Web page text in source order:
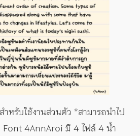
สำหรับใช้งานส่วนตัว *สามารถนำไป
Font 4AnnAroi มี 4 ไฟล์ 4 น้ำ